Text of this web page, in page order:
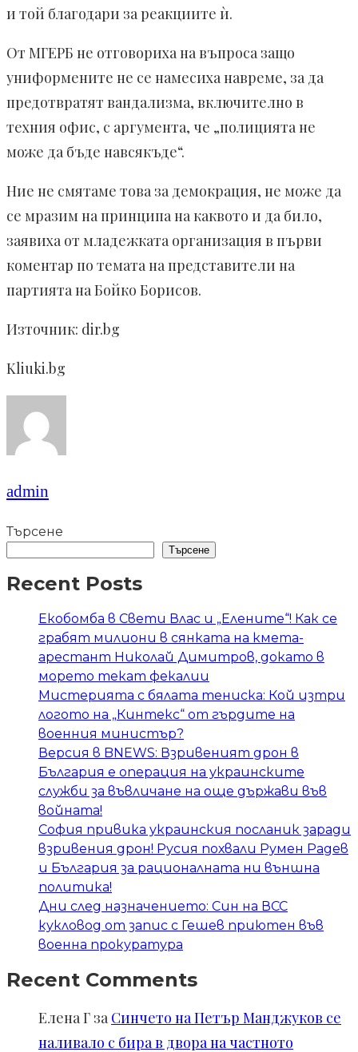
и той благодари за реакциите ѝ.
От МГЕРБ не отговориха на въпроса защо
униформените не се намесиха навреме, за да
предотвратят вандализма, включително в
техния офис, с аргумента, че „полицията не
може да бъде навсякъде“.
Ние не смятаме това за демокрация, не може да
се мразим на принципа на каквото и да било,
заявиха от младежката организация в първи
коментар по темата на представители на
партията на Бойко Борисов.
Източник: dir.bg
Kliuki.bg
admin
Търсене
Търсене
Recent Posts
Екобомба в Свети Влас и „Елените“! Как се
грабят милиони в сянката на кмета-
арестант Николай Димитров, докато в
морето текат фекалии
Мистерията с бялата тениска: Кой изтри
логото на „Кинтекс“ от гърдите на
военния министър?
Версия в BNEWS: Взривеният дрон в
България е операция на украинските
служби за въвличане на още държави във
войната!
София привика украинския посланик заради
взривения дрон! Русия похвали Румен Радев
и България за рационалната ни външна
политика!
Дни след назначението: Син на ВСС
кукловод от запис с Гешев приютен във
военна прокуратура
Recent Comments
Елена Г за Синчето на Петър Манджуков се
наливало с бира в двора на частното